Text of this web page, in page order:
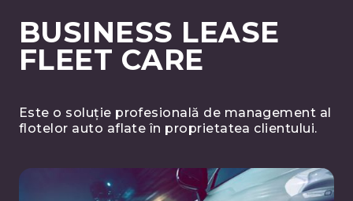
BUSINESS LEASE
FLEET CARE
Este o soluție profesională de management al
flotelor auto aflate în proprietatea clientului.